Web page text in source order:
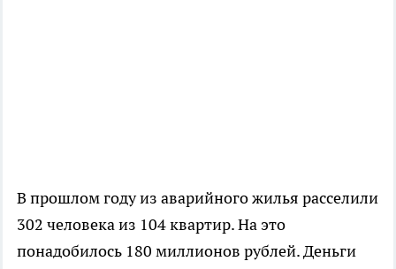
В прошлом году из аварийного жилья расселили
302 человека из 104 квартир. На это
понадобилось 180 миллионов рублей. Деньги